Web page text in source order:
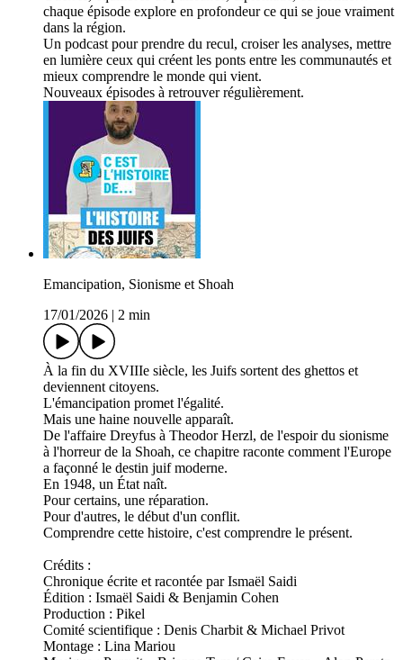
chaque épisode explore en profondeur ce qui se joue vraiment
dans la région.
Un podcast pour prendre du recul, croiser les analyses, mettre
en lumière ceux qui créent les ponts entre les communautés et
mieux comprendre le monde qui vient.
Nouveaux épisodes à retrouver régulièrement.
Emancipation, Sionisme et Shoah
17/01/2026 | 2 min
À la fin du XVIIIe siècle, les Juifs sortent des ghettos et
deviennent citoyens.
L'émancipation promet l'égalité.
Mais une haine nouvelle apparaît.
De l'affaire Dreyfus à Theodor Herzl, de l'espoir du sionisme
à l'horreur de la Shoah, ce chapitre raconte comment l'Europe
a façonné le destin juif moderne.
En 1948, un État naît.
Pour certains, une réparation.
Pour d'autres, le début d'un conflit.
Comprendre cette histoire, c'est comprendre le présent.
Crédits :
Chronique écrite et racontée par Ismaël Saidi
Édition : Ismaël Saidi & Benjamin Cohen
Production : Pikel
Comité scientifique : Denis Charbit & Michael Privot
Montage : Lina Mariou